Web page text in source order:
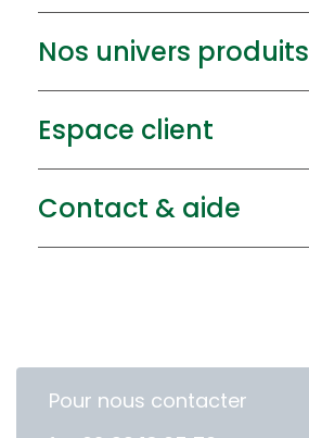
Nos univers produits
Espace client
Contact & aide
Pour nous contacter